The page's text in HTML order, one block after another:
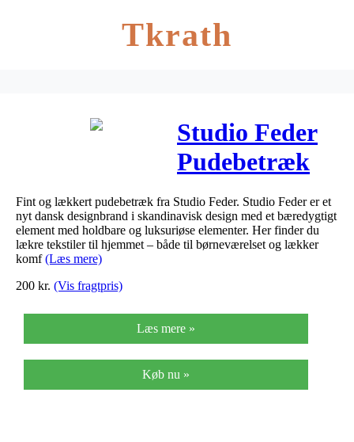
Tkrath
Studio Feder
Pudebetræk
Black Pin 50 x
50 Cm.
Fint og lækkert pudebetræk fra Studio Feder. Studio Feder er et
nyt dansk designbrand i skandinavisk design med et bæredygtigt
element med holdbare og luksuriøse elementer. Her finder du
lækre tekstiler til hjemmet – både til børneværelset og lækker
komf(Læs mere)
200 kr. (Vis fragtpris)
Læs mere »
Køb nu »